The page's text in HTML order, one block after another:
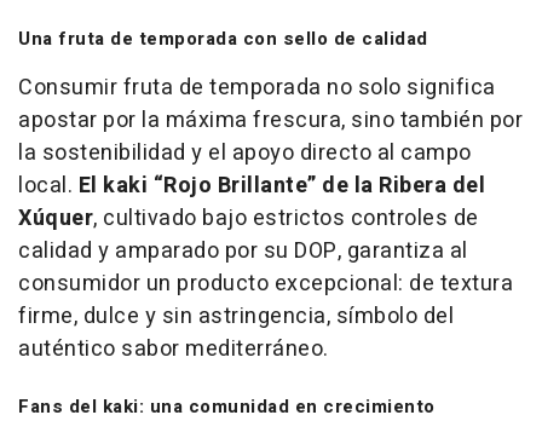
Una fruta de temporada con sello de calidad
Consumir fruta de temporada no solo significa
apostar por la máxima frescura, sino también por
la sostenibilidad y el apoyo directo al campo
local. El kaki “Rojo Brillante” de la Ribera del
Xúquer, cultivado bajo estrictos controles de
calidad y amparado por su DOP, garantiza al
consumidor un producto excepcional: de textura
firme, dulce y sin astringencia, símbolo del
auténtico sabor mediterráneo.
Fans del kaki: una comunidad en crecimiento